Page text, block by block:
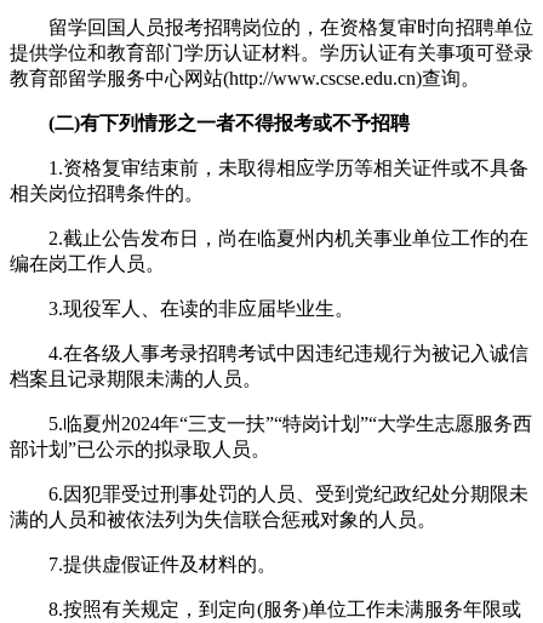
留学回国人员报考招聘岗位的，在资格复审时向招聘单位
提供学位和教育部门学历认证材料。学历认证有关事项可登录
教育部留学服务中心网站(http://www.cscse.edu.cn)查询。
(二)有下列情形之一者不得报考或不予招聘
1.资格复审结束前，未取得相应学历等相关证件或不具备
相关岗位招聘条件的。
2.截止公告发布日，尚在临夏州内机关事业单位工作的在
编在岗工作人员。
3.现役军人、在读的非应届毕业生。
4.在各级人事考录招聘考试中因违纪违规行为被记入诚信
档案且记录期限未满的人员。
5.临夏州2024年“三支一扶”“特岗计划”“大学生志愿服务西
部计划”已公示的拟录取人员。
6.因犯罪受过刑事处罚的人员、受到党纪政纪处分期限未
满的人员和被依法列为失信联合惩戒对象的人员。
7.提供虚假证件及材料的。
8.按照有关规定，到定向(服务)单位工作未满服务年限或